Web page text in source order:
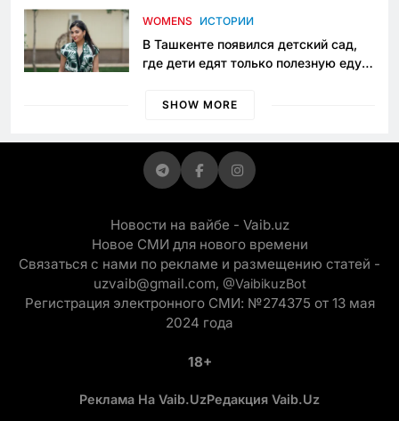
приговору
WOMENS ИСТОРИИ
В Ташкенте появился детский сад,
где дети едят только полезную еду.
просить «кашу без сахара»
SHOW MORE
Новости на вайбе - Vaib.uz
Новое СМИ для нового времени
Связаться с нами по рекламе и размещению статей -
uzvaib@gmail.com, @VaibikuzBot
Регистрация электронного СМИ: №274375 от 13 мая
2024 года
18+
Реклама На Vaib.uzРедакция Vaib.uz